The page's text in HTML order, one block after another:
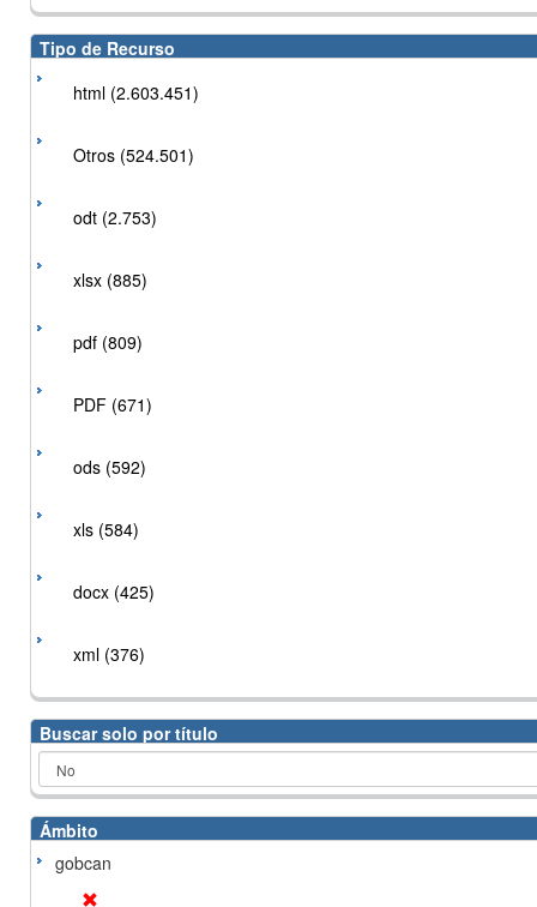
Tipo de Recurso
html (2.603.451)
Otros (524.501)
odt (2.753)
xlsx (885)
pdf (809)
PDF (671)
ods (592)
xls (584)
docx (425)
xml (376)
Buscar solo por título
Ámbito
gobcan